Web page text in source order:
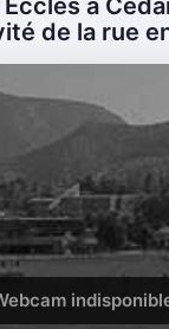
à
de la rue